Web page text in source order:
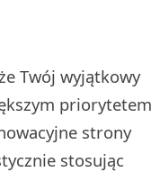
Twój wyjątkowy
priorytetem
strony
stosując